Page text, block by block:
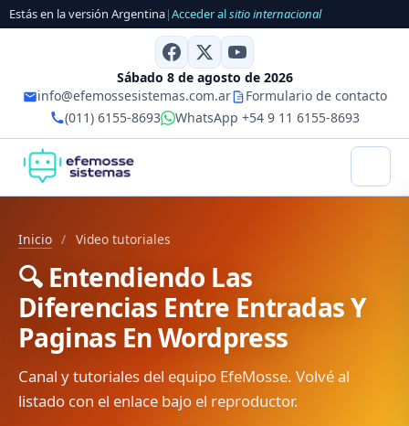
Estás en la versión Argentina|Acceder alsitio internacional
Sábado 8 de agosto de 2026
info@efemossesistemas.com.ar
Formulario de contacto
(011) 6155-8693
WhatsApp +54 9 11 6155-8693
Inicio / Video tutoriales
🔍 Entendiendo Las
Diferencias Entre Entradas Y
Paginas En Wordpress
Canal y tutoriales del equipo EfeMosse. Volvé al
listado con el enlace bajo el reproductor.